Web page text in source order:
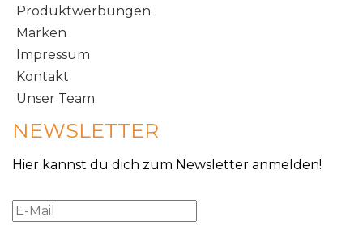
Produktwerbungen
Marken
Impressum
Kontakt
Unser Team
NEWSLETTER
Hier kannst du dich zum Newsletter anmelden!